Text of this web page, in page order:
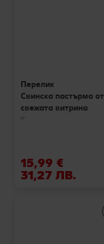
Перелик
Свинска пастърма от
свежата витрина
кг
15,99 €
31,27 ЛВ.